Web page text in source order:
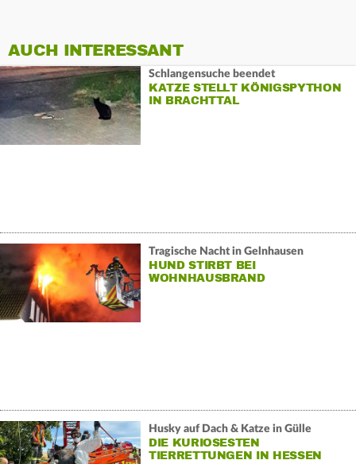
AUCH INTERESSANT
Schlangensuche beendet
KATZE STELLT KÖNIGSPYTHON
IN BRACHTTAL
Tragische Nacht in Gelnhausen
HUND STIRBT BEI
WOHNHAUSBRAND
Husky auf Dach & Katze in Gülle
DIE KURIOSESTEN
TIERRETTUNGEN IN HESSEN